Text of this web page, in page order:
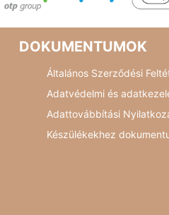
DOKUMENTUMOK
Általános Szerződési
Adatvédelmi és
Adattovábbítási
Készülékekhez